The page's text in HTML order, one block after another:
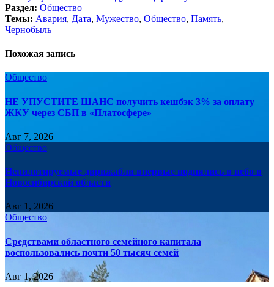
записям
Раздел: Общество
Темы: Авария, Дата, Мужество, Общество, Память,
Чернобыль
Похожая запись
Общество
НЕ УПУСТИТЕ ШАНС получить кешбэк 3% за оплату
ЖКУ через СБП в «Платосфере»
Авг 7, 2026
Общество
Непилотируемые дирижабли впервые поднялись в небо в
Новосибирской области
Авг 1, 2026
Общество
Средствами областного семейного капитала
воспользовались почти 50 тысяч семей
Авг 1, 2026